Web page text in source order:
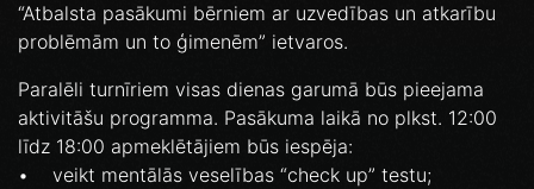
“Atbalsta pasākumi bērniem ar uzvedības un atkarību
problēmām un to ģimenēm” ietvaros.
Paralēli turnīriem visas dienas garumā būs pieejama
aktivitāšu programma. Pasākuma laikā no plkst. 12:00
līdz 18:00 apmeklētājiem būs iespēja:
• veikt mentālās veselības “check up” testu;